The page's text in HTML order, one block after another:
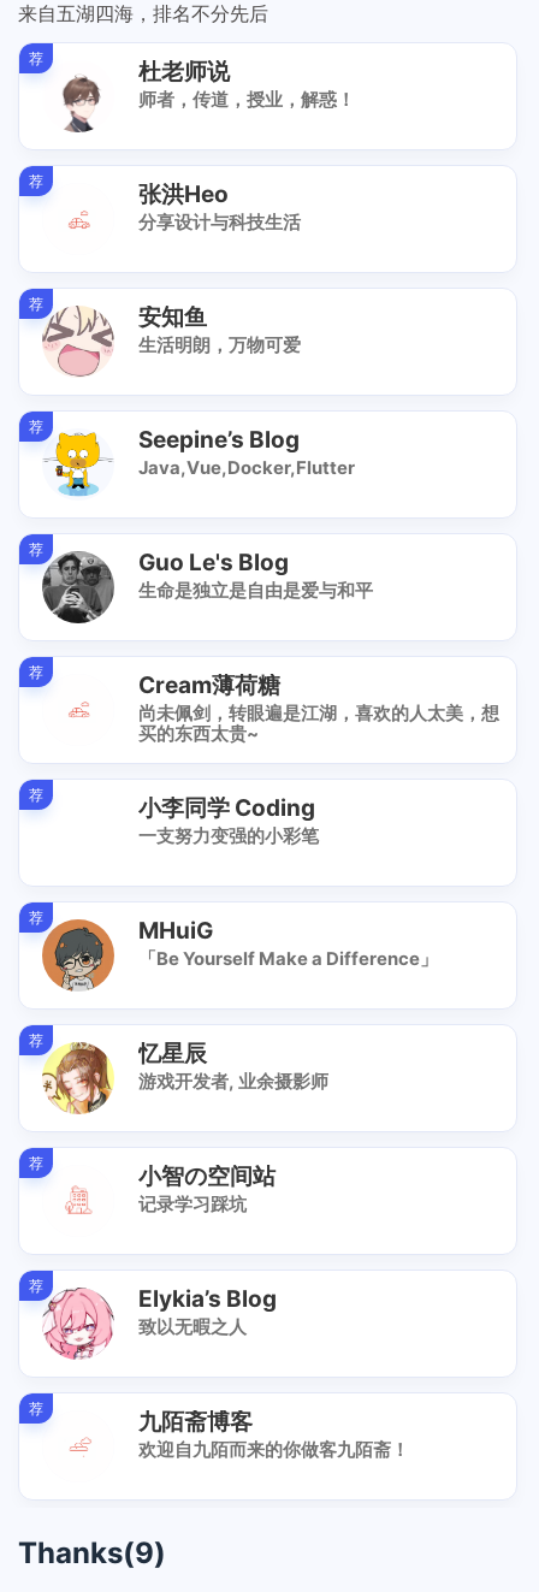
来自五湖四海，排名不分先后
荐 杜老师说
师者，传道，授业，解惑！
荐 张洪Heo
分享设计与科技生活
荐 安知鱼
生活明朗，万物可爱
荐 Seepine’s Blog
Java,Vue,Docker,Flutter
荐 Guo Le's Blog
生命是独立是自由是爱与和平
荐 Cream薄荷糖
尚未佩剑，转眼遍是江湖，喜欢的人太美，想
买的东西太贵~
荐 小李同学 Coding
一支努力变强的小彩笔
荐 MHuiG
「Be Yourself Make a Difference」
荐 忆星辰
游戏开发者, 业余摄影师
荐 小智の空间站
记录学习踩坑
荐 Elykia’s Blog
致以无暇之人
荐 九陌斋博客
欢迎自九陌而来的你做客九陌斋！
Thanks(9)